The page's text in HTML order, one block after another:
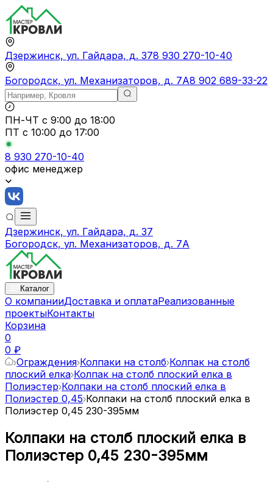
Дзержинск, ул. Гайдара, д. 378 930 270-10-40
Богородск, ул. Механизаторов, д. 7А8 902 689-33-22
ПН-ЧТ с 9:00 до 18:00
ПТ с 10:00 до 17:00
8 930 270-10-40
офис менеджер
Дзержинск, ул. Гайдара, д. 37
Богородск, ул. Механизаторов, д. 7А
Каталог
О компанииДоставка и оплатаРеализованные
проектыКонтакты
Корзина
0
0 ₽
Ограждения Колпаки на столб Колпак на столб
плоский елка Колпак на столб плоский елка в
Полиэстер Колпаки на столб плоский елка в
Полиэстер 0,45 Колпаки на столб плоский елка в
Полиэстер 0,45 230-395мм
Колпаки на столб плоский елка в
Полиэстер 0,45 230-395мм